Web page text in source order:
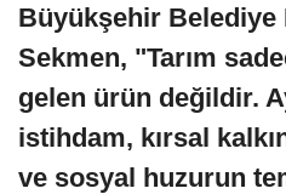
Büyükşehir Belediye
Sekmen, "Tarım
gelen ürün değildir.
istihdam, kırsal
ve sosyal huzurun